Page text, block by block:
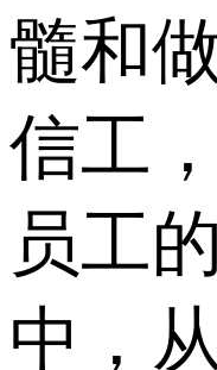
髓和
信工
员工
中，